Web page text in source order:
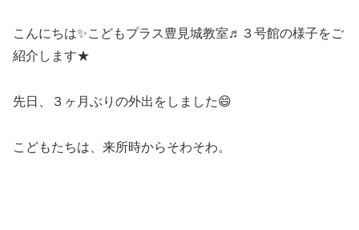
こんにちは✨こどもプラス豊見城教室♬３号館の様子をご
紹介します★
先日、３ ヶ月ぶりの外出をしました😄
こどもたちは、来所時からそわそわ。